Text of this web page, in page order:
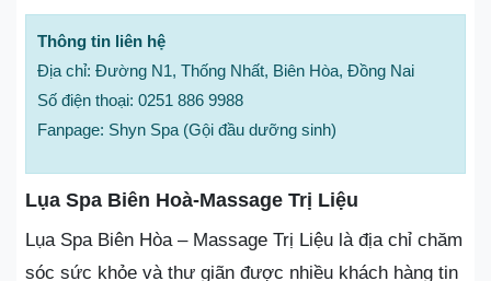
Thông tin liên hệ
Địa chỉ: Đường N1, Thống Nhất, Biên Hòa, Đồng Nai
Số điện thoại: 0251 886 9988
Fanpage: Shyn Spa (Gội đầu dưỡng sinh)
Lụa Spa Biên Hoà-Massage Trị Liệu
Lụa Spa Biên Hòa – Massage Trị Liệu là địa chỉ chăm
sóc sức khỏe và thư giãn được nhiều khách hàng tin